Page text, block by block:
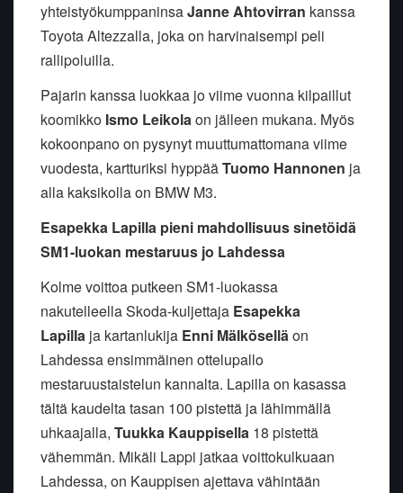
yhteistyökumppaninsaJanne Ahtovirran kanssa
Toyota Altezzalla, joka on harvinaisempi peli
rallipoluilla.
Pajarin kanssa luokkaa jo viime vuonna kilpaillut
koomikko Ismo Leikolaon jälleen mukana. Myös
kokoonpano on pysynyt muuttumattomana viime
vuodesta, kartturiksi hyppääTuomo Hannonen ja
alla kaksikolla on BMW M3.
Esapekka Lapilla pieni mahdollisuus sinetöidä
SM1-luokan mestaruus jo Lahdessa
Kolme voittoa putkeen SM1-luokassa
nakutelleella Skoda-kuljettaja Esapekka
Lapilla ja kartanlukija Enni Mälköselläon
Lahdessa ensimmäinen ottelupallo
mestaruustaistelun kannalta. Lapilla on kasassa
tältä kaudelta tasan 100 pistettä ja lähimmällä
uhkaajalla, Tuukka Kauppisella 18 pistettä
vähemmän. Mikäli Lappi jatkaa voittokulkuaan
Lahdessa, on Kauppisen ajettava vähintään